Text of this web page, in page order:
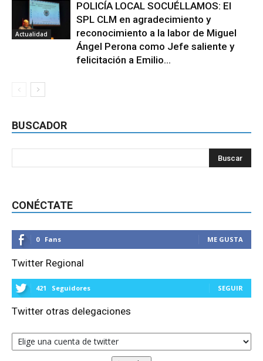
Actualidad
POLICÍA LOCAL SOCUÉLLAMOS: El
SPL CLM en agradecimiento y
reconocimiento a la labor de Miguel
Ángel Perona como Jefe saliente y
felicitación a Emilio...
BUSCADOR
CONÉCTATE
0 Fans ME GUSTA
Twitter Regional
421 Seguidores SEGUIR
Twitter otras delegaciones